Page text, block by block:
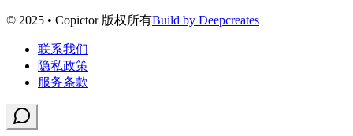
© 2025 • Copictor 版权所有Build by Deepcreates
联系我们
隐私政策
服务条款